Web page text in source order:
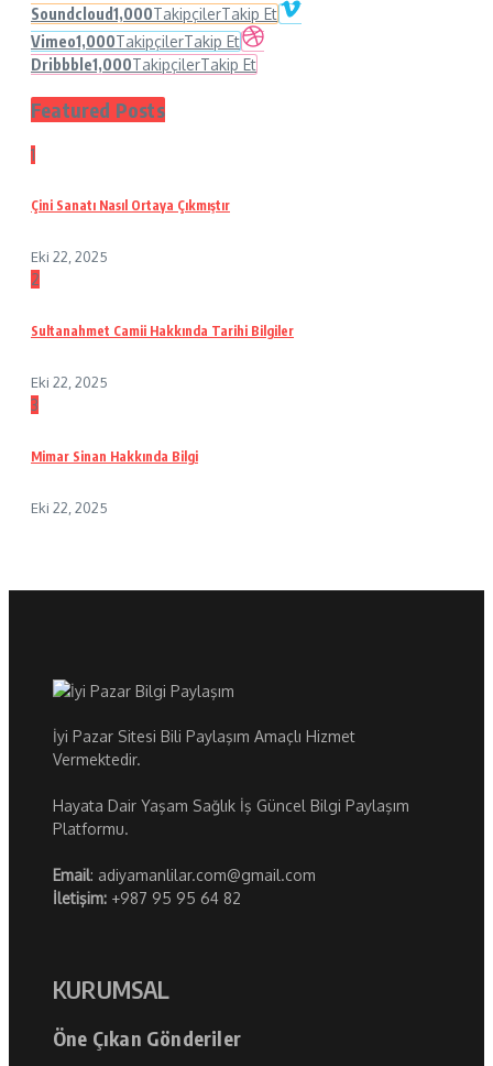
Soundcloud1,000TakipçilerTakip Et
Vimeo1,000TakipçilerTakip Et
Dribbble1,000TakipçilerTakip Et
Featured Posts
1
Çini Sanatı Nasıl Ortaya Çıkmıştır
Eki 22, 2025
2
Sultanahmet Camii Hakkında Tarihi Bilgiler
Eki 22, 2025
3
Mimar Sinan Hakkında Bilgi
Eki 22, 2025
İyi Pazar Sitesi Bili Paylaşım Amaçlı Hizmet
Vermektedir.
Hayata Dair Yaşam Sağlık İş Güncel Bilgi Paylaşım
Platformu.
Email: adiyamanlilar.com@gmail.com
İletişim: +987 95 95 64 82
KURUMSAL
Öne Çıkan Gönderiler